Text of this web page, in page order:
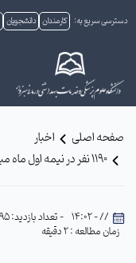
دسترسی سریع به: کارمندان دانشجویان
صفحه اصلی
اخبار
1190 نفر در نیمه اول ماه مبارک رمضان از خدمات اورژانس 115 بهره مند شدند·
// - 14:02 - تعداد بازدید: 3495
زمان مطالعه : 2 دقیقه